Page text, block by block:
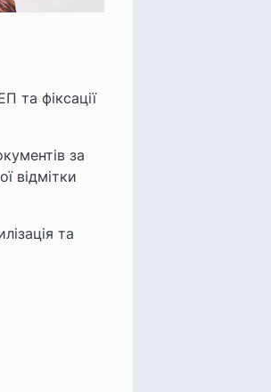
та фіксації
за
відмітки
та